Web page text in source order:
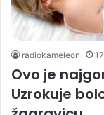
radiokameleon
Ovo je
Uzrokuje